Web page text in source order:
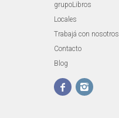
grupoLibros
Locales
Trabajá con nosotros
Contacto
Blog
 